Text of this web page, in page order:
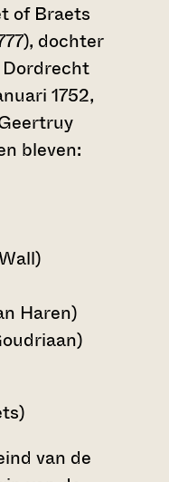
of Braets
dochter
Dordrecht
1752,
bleven:
Haren)
van de